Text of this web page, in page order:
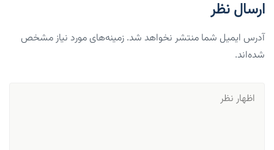
ارسال نظر
آدرس ایمیل شما منتشر نخواهد شد. زمینه‌های مورد نیاز مشخص
شده‌اند.